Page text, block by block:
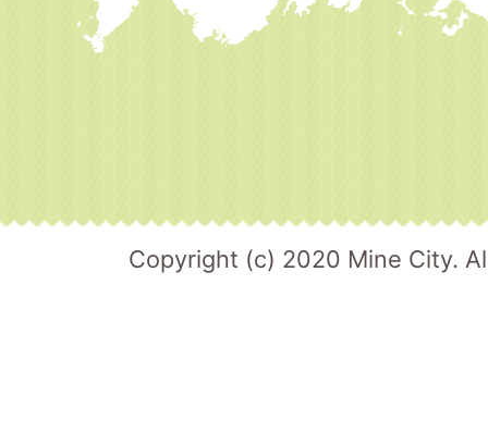
Copyright (c) 2020 Mine City.